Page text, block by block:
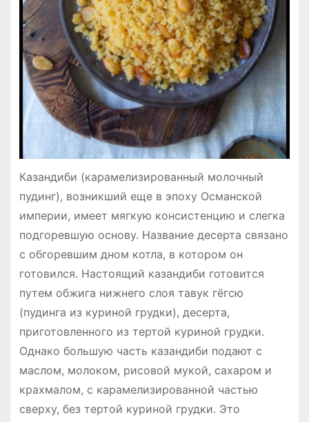
Казандиби (карамелизированный молочный
пудинг), возникший еще в эпоху Османской
империи, имеет мягкую консистенцию и слегка
подгоревшую основу. Название десерта связано
с обгоревшим дном котла, в котором он
готовился. Настоящий казандиби готовится
путем обжига нижнего слоя тавук гёгсю
(пудинга из куриной грудки), десерта,
приготовленного из тертой куриной грудки.
Однако большую часть казандиби подают с
маслом, молоком, рисовой мукой, сахаром и
крахмалом, с карамелизированной частью
сверху, без тертой куриной грудки. Это